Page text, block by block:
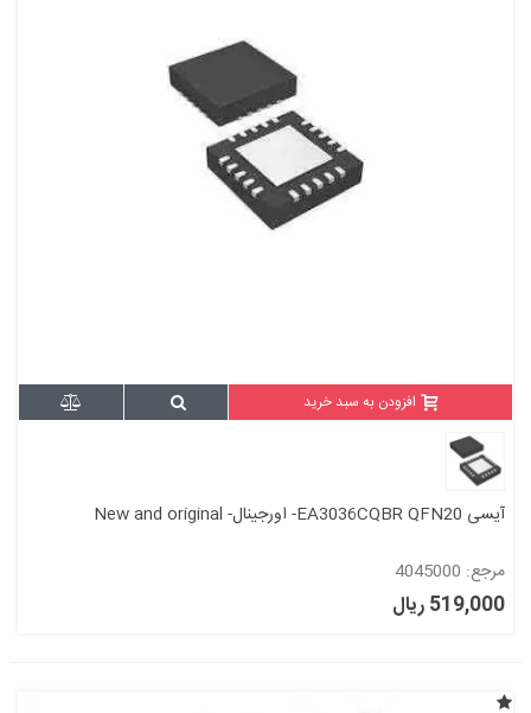
افزودن به سبد خرید
آیسی EA3036CQBR QFN20- اورجینال- New and original
مرجع: 4045000
519,000 ریال